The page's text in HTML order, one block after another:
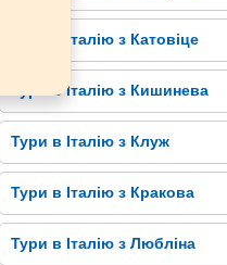
Тури в Італію з Катовіце
Тури в Італію з Кишинева
Тури в Італію з Клуж
Тури в Італію з Кракова
Тури в Італію з Любліна